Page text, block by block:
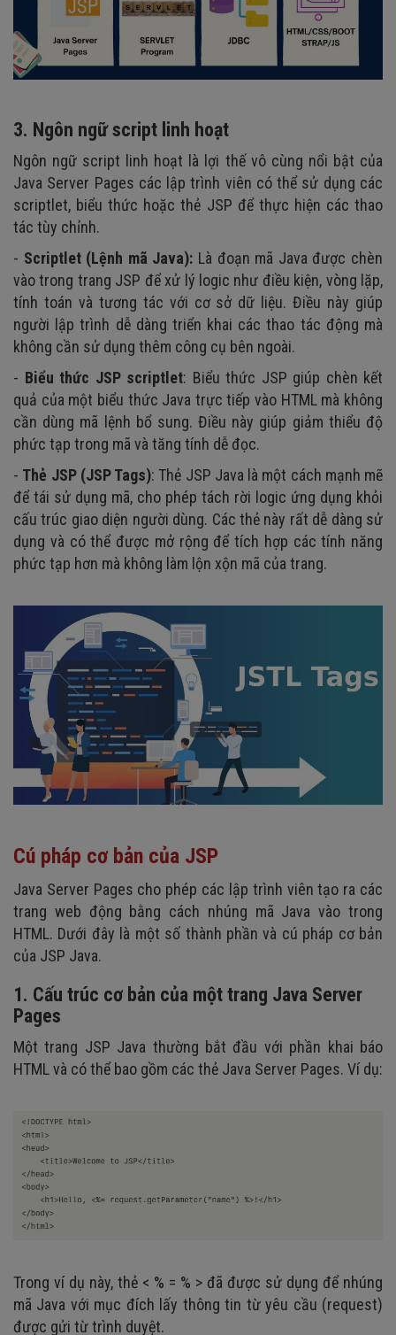
3. Ngôn ngữ script linh hoạt
Ngôn ngữ script linh hoạt là lợi thế vô cùng nổi bật của
Java Server Pages các lập trình viên có thể sử dụng các
scriptlet, biểu thức hoặc thẻ JSP để thực hiện các thao
tác tùy chỉnh.
- Scriptlet (Lệnh mã Java): Là đoạn mã Java được chèn
vào trong trang JSP để xử lý logic như điều kiện, vòng lặp,
tính toán và tương tác với cơ sở dữ liệu. Điều này giúp
người lập trình dễ dàng triển khai các thao tác động mà
không cần sử dụng thêm công cụ bên ngoài.
- Biểu thức JSP scriptlet: Biểu thức JSP giúp chèn kết
quả của một biểu thức Java trực tiếp vào HTML mà không
cần dùng mã lệnh bổ sung. Điều này giúp giảm thiểu độ
phức tạp trong mã và tăng tính dễ đọc.
- Thẻ JSP (JSP Tags): Thẻ JSP Java là một cách mạnh mẽ
để tái sử dụng mã, cho phép tách rời logic ứng dụng khỏi
cấu trúc giao diện người dùng. Các thẻ này rất dễ dàng sử
dụng và có thể được mở rộng để tích hợp các tính năng
phức tạp hơn mà không làm lộn xộn mã của trang.
Cú pháp cơ bản của JSP
Java Server Pages cho phép các lập trình viên tạo ra các
trang web động bằng cách nhúng mã Java vào trong
HTML. Dưới đây là một số thành phần và cú pháp cơ bản
của JSP Java.
1. Cấu trúc cơ bản của một trang Java Server
Pages
Một trang JSP Java thường bắt đầu với phần khai báo
HTML và có thể bao gồm các thẻ Java Server Pages. Ví dụ:
Trong ví dụ này, thẻ < % = % > đã được sử dụng để nhúng
mã Java với mục đích lấy thông tin từ yêu cầu (request)
được gửi từ trình duyệt.